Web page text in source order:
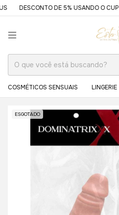
DESCONTO DE 5% USANDO O CUPOM
COSMÉTICOS SENSUAIS LINGERIE
ESGOTADO